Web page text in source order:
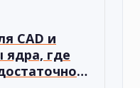
CAD и
ядра, где